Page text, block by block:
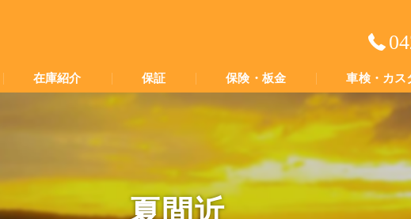
在庫紹介 保証 保険・板金 車検・カス
夏間近